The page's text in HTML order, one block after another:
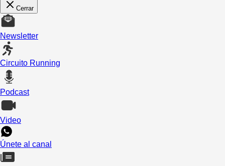
Cerrar
Newsletter
Circuito Running
Podcast
Video
Únete al canal